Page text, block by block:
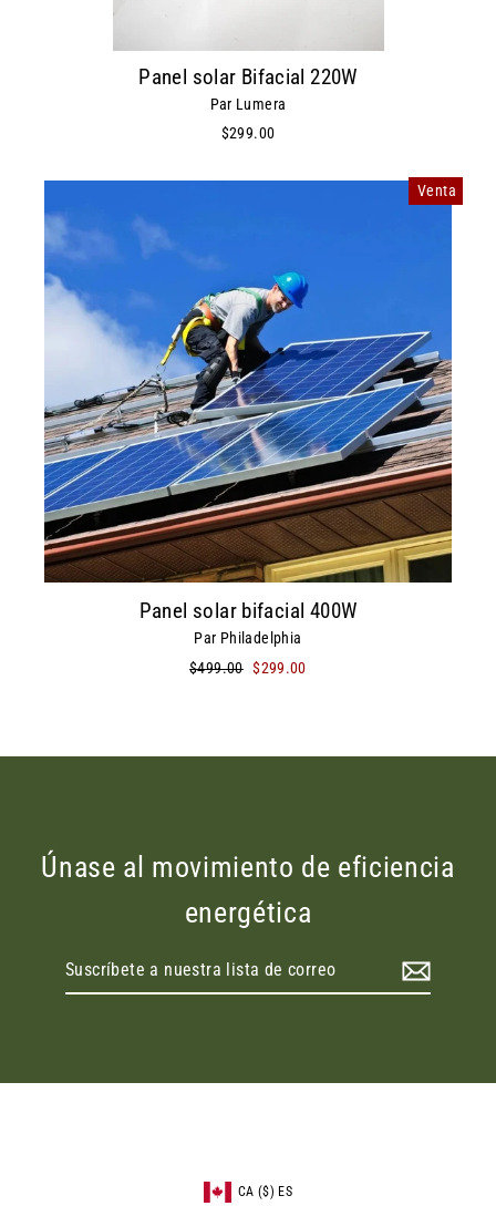
Panel solar Bifacial 220W
Par Lumera
$299.00
Venta
Panel solar bifacial 400W
Par Philadelphia
Precio
$499.00 Precio
$299.00
Únase al movimiento de eficiencia
energética
CA ($) ES